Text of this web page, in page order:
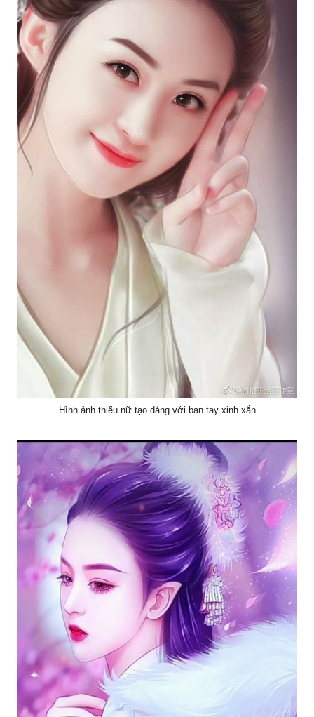
Hình ảnh thiếu nữ tạo dáng với ban tay xinh xắn